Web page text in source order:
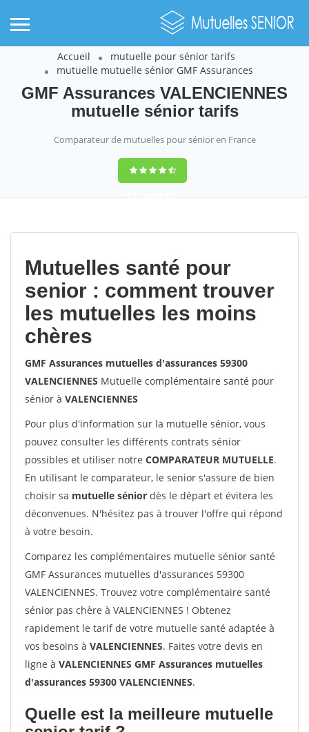
Accueil
mutuelle pour sénior tarifs
mutuelle mutuelle sénior GMF Assurances
GMF Assurances VALENCIENNES
mutuelle sénior tarifs
Comparateur de mutuelles pour sénior en France
9,2(100%)452
Mutuelles santé pour
senior : comment trouver
les mutuelles les moins
chères
GMF Assurances mutuelles d'assurances 59300
VALENCIENNES Mutuelle complémentaire santé pour
sénior à VALENCIENNES
Pour plus d'information sur la mutuelle sénior, vous
pouvez consulter les différents contrats sénior
possibles et utiliser notre COMPARATEUR MUTUELLE.
En utilisant le comparateur, le senior s'assure de bien
choisir sa mutuelle sénior dès le départ et évitera les
déconvenues. N'hésitez pas à trouver l'offre qui répond
à votre besoin.
Comparez les complémentaires mutuelle sénior santé
GMF Assurances mutuelles d'assurances 59300
VALENCIENNES. Trouvez votre complémentaire santé
sénior pas chère à VALENCIENNES ! Obtenez
rapidement le tarif de votre mutuelle santé adaptée à
vos besoins à VALENCIENNES. Faites votre devis en
ligne à VALENCIENNES GMF Assurances mutuelles
d'assurances 59300 VALENCIENNES.
Quelle est la meilleure mutuelle